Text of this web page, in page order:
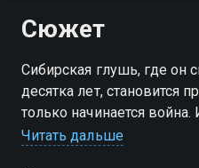
Сюжет
Сибирская глушь, где он
десятка лет,
только начинается
бывший белогвардеец,
Читать дальше